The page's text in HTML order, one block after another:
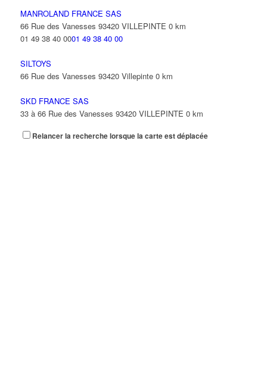
MANROLAND FRANCE SAS
66 Rue des Vanesses 93420 VILLEPINTE 0 km
01 49 38 40 0001 49 38 40 00
SILTOYS
66 Rue des Vanesses 93420 Villepinte 0 km
SKD FRANCE SAS
33 à 66 Rue des Vanesses 93420 VILLEPINTE 0 km
TRAFILOG
Relancer la recherche lorsque la carte est déplacée